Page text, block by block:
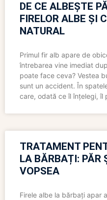
DE CE ALBEȘTE
FIRELOR ALBE ȘI
NATURAL
Primul fir alb apare de
întrebarea vine imediat
poate face ceva? Vestea
sunt un accident. În
care, odată ce îl înțelegi, îl
TRATAMENT
LA BĂRBAȚI: PĂR
VOPSEA
Firele albe la bărbați apar